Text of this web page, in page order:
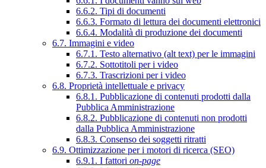
6.6.2. Tipi di documenti
6.6.3. Formato di lettura dei documenti elettronici
6.6.4. Modalità di produzione dei documenti
6.7. Immagini e video
6.7.1. Testo alternativo (alt text) per le immagini
6.7.2. Sottotitoli per i video
6.7.3. Trascrizioni per i video
6.8. Proprietà intellettuale e privacy
6.8.1. Pubblicazione di contenuti prodotti dalla
Pubblica Amministrazione
6.8.2. Pubblicazione di contenuti non prodotti
dalla Pubblica Amministrazione
6.8.3. Consenso dei soggetti ritratti
6.9. Ottimizzazione per i motori di ricerca (SEO)
6.9.1. I fattori on-page